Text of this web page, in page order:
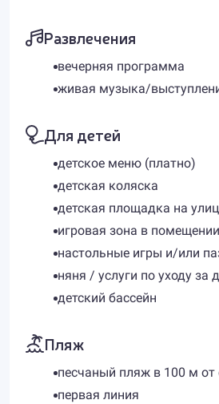
Развлечения
вечерняя программа
живая музыка/
Для детей
детское меню (платно)
детская коляска
детская площадка на
игровая зона в помещении
настольные игры и/или
няня / услуги по уходу за
детский бассейн
Пляж
песчаный пляж в 100 м от
первая линия